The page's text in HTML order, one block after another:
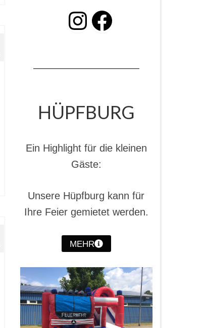
INSTAGRAM Facebook
HÜPFBURG
Ein Highlight für die kleinen
Gäste:
Unsere Hüpfburg kann für
Ihre Feier gemietet werden.
MEHR